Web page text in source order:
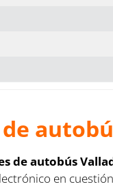
de autobús
en